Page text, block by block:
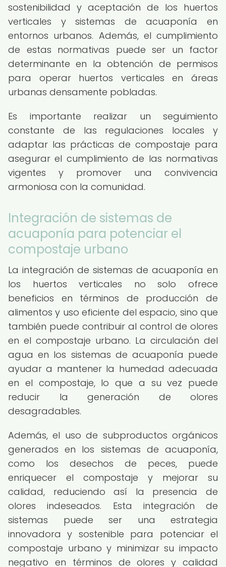
sostenibilidad y aceptación de los huertos
verticales y sistemas de acuaponía en
entornos urbanos. Además, el cumplimiento
de estas normativas puede ser un factor
determinante en la obtención de permisos
para operar huertos verticales en áreas
urbanas densamente pobladas.
Es importante realizar un seguimiento
constante de las regulaciones locales y
adaptar las prácticas de compostaje para
asegurar el cumplimiento de las normativas
vigentes y promover una convivencia
armoniosa con la comunidad.
Integración de sistemas de
acuaponía para potenciar el
compostaje urbano
La integración de sistemas de acuaponía en
los huertos verticales no solo ofrece
beneficios en términos de producción de
alimentos y uso eficiente del espacio, sino que
también puede contribuir al control de olores
en el compostaje urbano. La circulación del
agua en los sistemas de acuaponía puede
ayudar a mantener la humedad adecuada
en el compostaje, lo que a su vez puede
reducir la generación de olores
desagradables.
Además, el uso de subproductos orgánicos
generados en los sistemas de acuaponía,
como los desechos de peces, puede
enriquecer el compostaje y mejorar su
calidad, reduciendo así la presencia de
olores indeseados. Esta integración de
sistemas puede ser una estrategia
innovadora y sostenible para potenciar el
compostaje urbano y minimizar su impacto
negativo en términos de olores y calidad